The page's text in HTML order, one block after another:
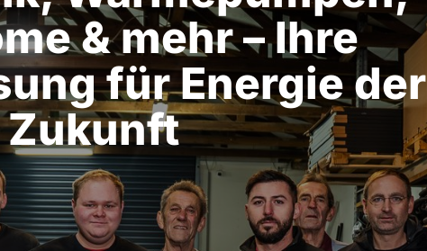
& mehr – Ihre
für Energie der
Zukunft